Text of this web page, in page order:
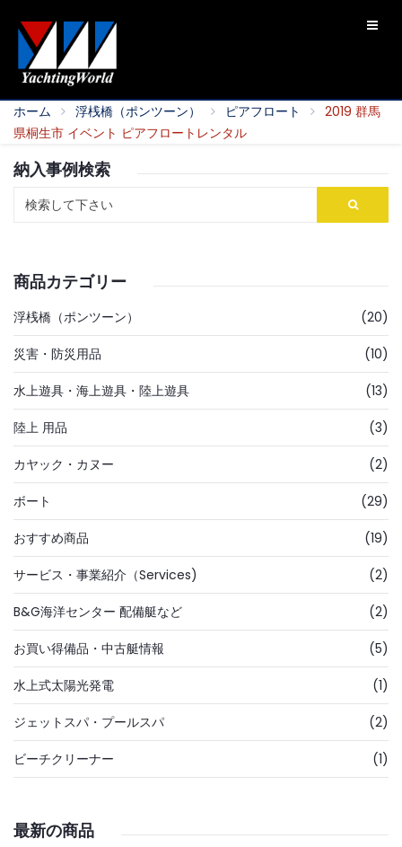
ホーム 浮桟橋（ポンツーン） ピアフロート
2019 群馬
県桐生市 イベント ピアフロートレンタル
納入事例検索
商品カテゴリー
浮桟橋（ポンツーン）
(20)
災害・防災用品 (10)
水上遊具・海上遊具・陸上遊具 (13)
陸上 用品 (3)
カヤック・カヌー (2)
ボート (29)
おすすめ商品 (19)
サービス・事業紹介（Services) (2)
B&G海洋センター 配備艇など (2)
お買い得備品・中古艇情報 (5)
水上式太陽光発電 (1)
ジェットスパ・プールスパ (2)
ビーチクリーナー (1)
最新の商品